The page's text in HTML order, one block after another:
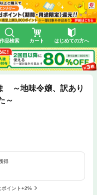
作品検索 カート はじめての方へ
～地味令嬢、訳あり
～
得
ポイント+2%